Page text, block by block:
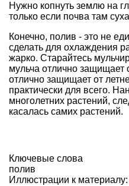
Нужно копнуть землю на
только если почва там
Конечно, полив - это не
сделать для охлаждения
жарко. Старайтесь
мульча отлично защищает
отлично защищает от
практически для всего.
многолетних растений,
касалась самих растений.
Ключевые слова
полив
Иллюстрации к